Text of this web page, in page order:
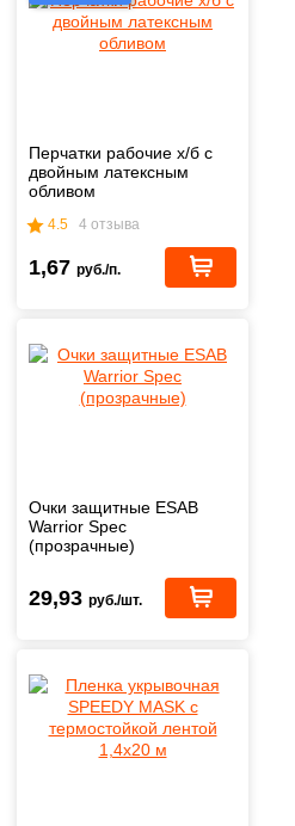
Перчатки рабочие х/б с
двойным латексным
обливом
4.5 4 отзыва
1,67 руб./п.
Очки защитные ESAB
Warrior Spec
(прозрачные)
29,93 руб./шт.